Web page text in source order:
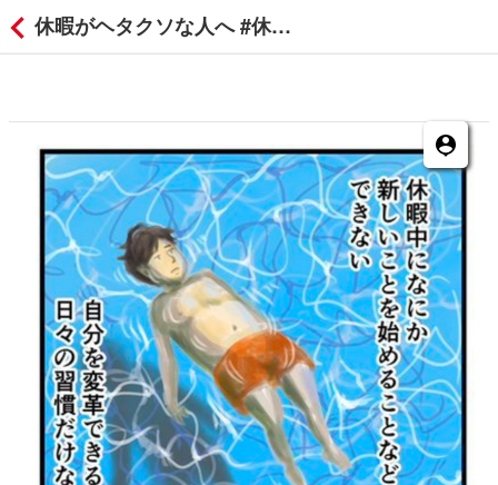
休暇がヘタクソな人へ #休暇のプロ #コルクラボマンガ専科 17/182の付箋コメント